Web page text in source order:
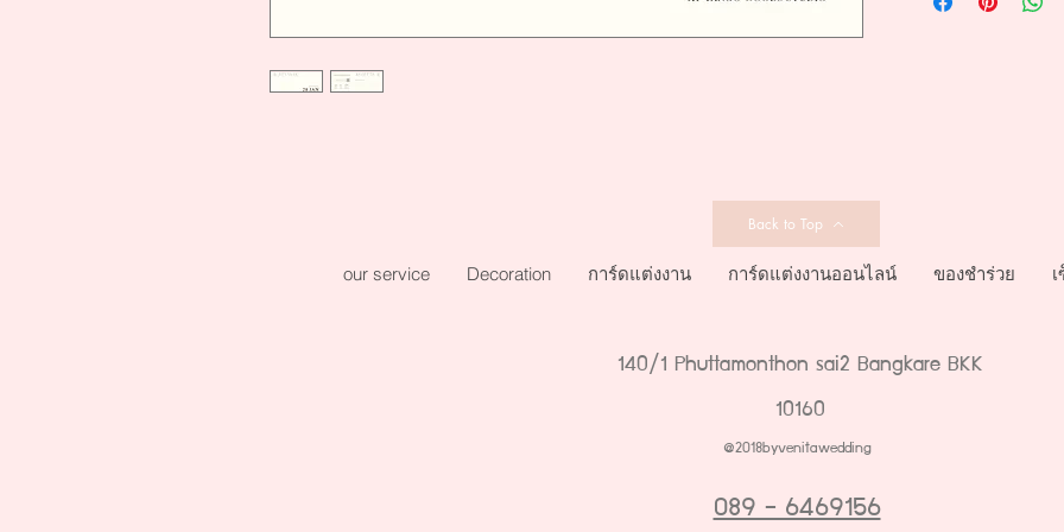
Back to Top
our service Decoration การ์ดแต่งงาน การ์ดแต่งงานออนไลน์ ของชำร่วย
140/1 Phuttamonthon sai2 Bangkare BKK
10160
@2018byvenitawedding
089 - 6469156